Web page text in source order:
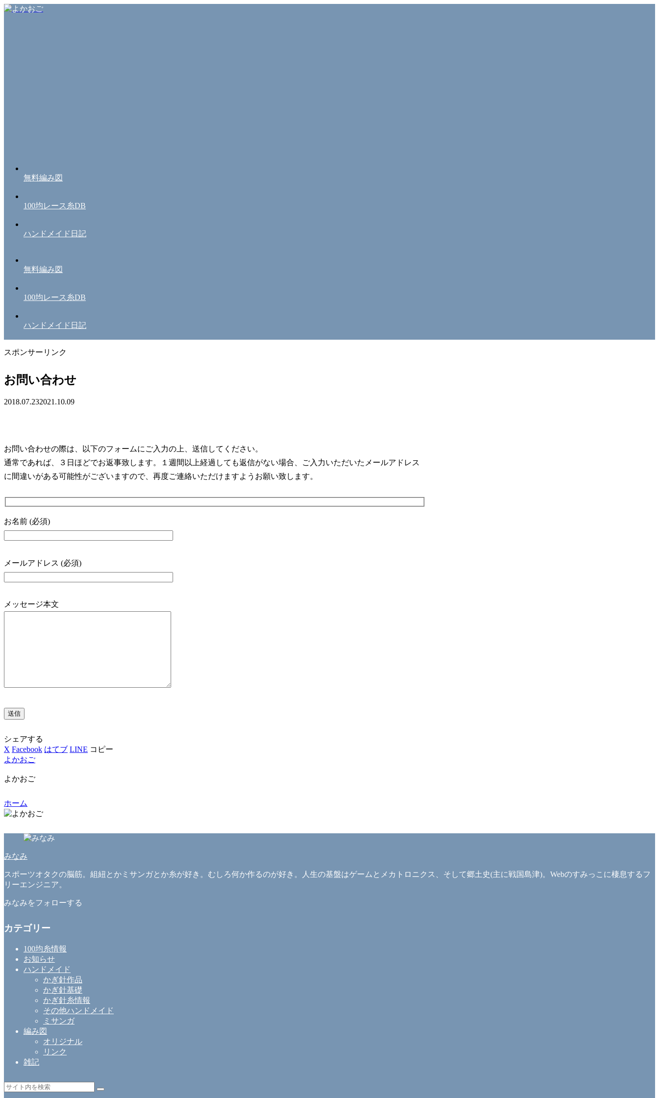
無料編み図
100均レース糸DB
ハンドメイド日記
無料編み図
100均レース糸DB
ハンドメイド日記
スポンサーリンク
お問い合わせ
2018.07.232021.10.09
お問い合わせの際は、以下のフォームにご入力の上、送信してください。
通常であれば、３日ほどでお返事致します。１週間以上経過しても返信がない場合、ご入力いただいたメールアドレス
に間違いがある可能性がございますので、再度ご連絡いただけますようお願い致します。
お名前 (必須)
メールアドレス (必須)
メッセージ本文
シェアする
X Facebook はてブ LINE コピー
よかおご
よかおご
ホーム
みなみ
スポーツオタクの脳筋。組紐とかミサンガとか糸が好き。むしろ何か作るのが好き。人生の基盤はゲームとメカトロニクス、そして郷土史(主に戦国島津)。Webのすみっこに棲息するフ
リーエンジニア。
みなみをフォローする
カテゴリー
100均糸情報
お知らせ
ハンドメイド
かぎ針作品
かぎ針基礎
かぎ針糸情報
その他ハンドメイド
ミサンガ
編み図
オリジナル
リンク
雑記